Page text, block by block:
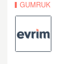
GUMRUK